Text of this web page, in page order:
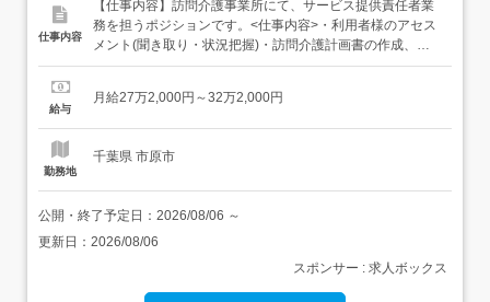
仕事内容
【仕事内容】訪問介護事業所にて、サービス提供責任者業
務を担うポジションです。<仕事内容>・利用者様のアセス
メント(聞き取り・状況把握)・訪問介護計画書の作成、モ
ニタリング・評価・利用者様・ご家族との面談、サービス
ク・ヘルパーのシフト作成・調整、稼働管理・ケアマネジ
給与
月給27万2,000円～32万2,000円
勤務地
千葉県 市原市
公開・終了予定日： 2026/08/06 ～
更新日： 2026/08/06
スポンサー : 求人ボックス